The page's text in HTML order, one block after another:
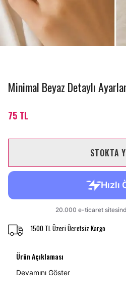
Minimal Beyaz Detaylı
75 TL
STOKTA
1500 TL Üzeri Ücretsiz Kargo
Ürün Açıklaması
Devamını Göster